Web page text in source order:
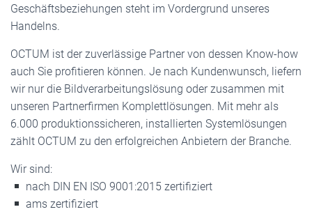
Geschäftsbeziehungen steht im Vordergrund unseres
Handelns.
OCTUM ist der zuverlässige Partner von dessen Know-how
auch Sie profitieren können. Je nach Kundenwunsch, liefern
wir nur die Bildverarbeitungslösung oder zusammen mit
unseren Partnerfirmen Komplettlösungen. Mit mehr als
6.000 produktionssicheren, installierten Systemlösungen
zählt OCTUM zu den erfolgreichen Anbietern der Branche.
Wir sind:
nach DIN EN ISO 9001:2015 zertifiziert
ams zertifiziert